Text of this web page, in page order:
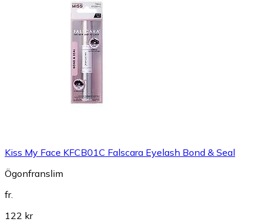
Kiss My Face KFCB01C Falscara Eyelash Bond & Seal
Ögonfranslim
fr.
122 kr